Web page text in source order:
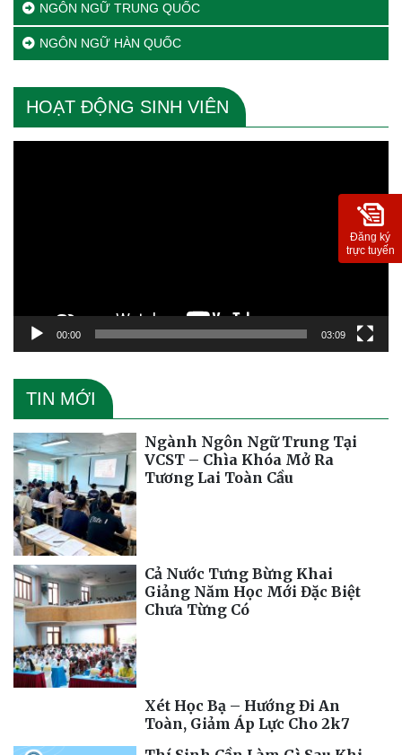
NGÔN NGỮ TRUNG QUỐC
NGÔN NGỮ HÀN QUỐC
HOẠT ĐỘNG SINH VIÊN
00:00 03:09
TIN MỚI
Ngành Ngôn Ngữ Trung Tại
VCST – Chìa Khóa Mở Ra
Tương Lai Toàn Cầu
Cả Nước Tưng Bừng Khai
Giảng Năm Học Mới Đặc Biệt
Chưa Từng Có
Xét Học Bạ – Hướng Đi An
Toàn, Giảm Áp Lực Cho 2k7
Đăng ký
trực tuyến